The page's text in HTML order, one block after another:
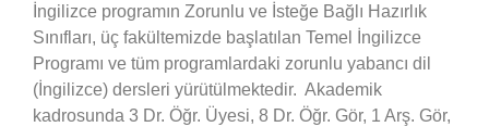
RESOURCES
LISTENING TRACKS
YAYINLAR
İngilizce programın Zorunlu ve İsteğe Bağlı Hazırlık
Sınıfları, üç fakültemizde başlatılan Temel İngilizce
Programı ve tüm programlardaki zorunlu yabancı dil
(İngilizce) dersleri yürütülmektedir. Akademik
kadrosunda 3 Dr. Öğr. Üyesi, 8 Dr. Öğr. Gör, 1 Arş. Gör,